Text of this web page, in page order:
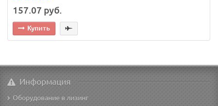
157.07 руб.
Купить
Информация
Оборудование в лизинг